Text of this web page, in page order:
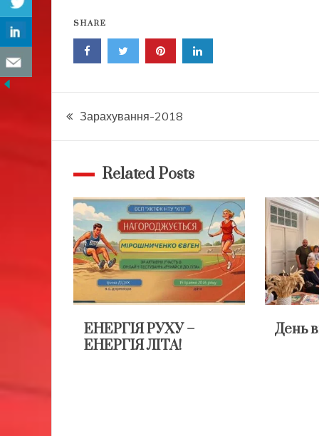
SHARE
Навігація
записів
Зарахування-2018
Related Posts
ЕНЕРГІЯ РУХУ –
ЕНЕРГІЯ ЛІТА!
День